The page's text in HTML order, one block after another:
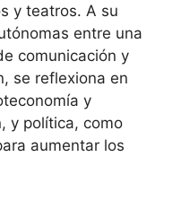
y teatros. A su
entre una
comunicación y
se reflexiona en
y
y política, como
aumentar los